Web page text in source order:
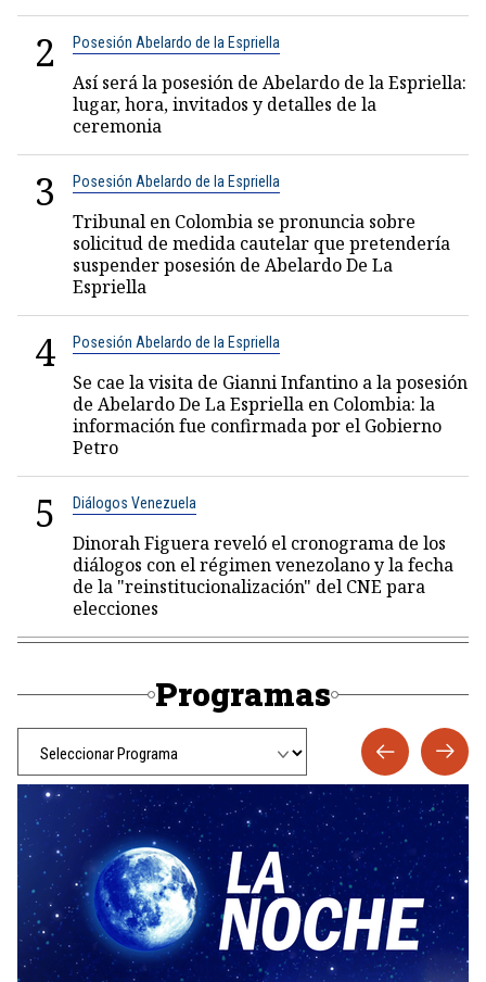
2 Posesión Abelardo de la Espriella
Así será la posesión de Abelardo de la Espriella:
lugar, hora, invitados y detalles de la
ceremonia
3 Posesión Abelardo de la Espriella
Tribunal en Colombia se pronuncia sobre
solicitud de medida cautelar que pretendería
suspender posesión de Abelardo De La
Espriella
4 Posesión Abelardo de la Espriella
Se cae la visita de Gianni Infantino a la posesión
de Abelardo De La Espriella en Colombia: la
información fue confirmada por el Gobierno
Petro
5 Diálogos Venezuela
Dinorah Figuera reveló el cronograma de los
diálogos con el régimen venezolano y la fecha
de la "reinstitucionalización" del CNE para
elecciones
Programas